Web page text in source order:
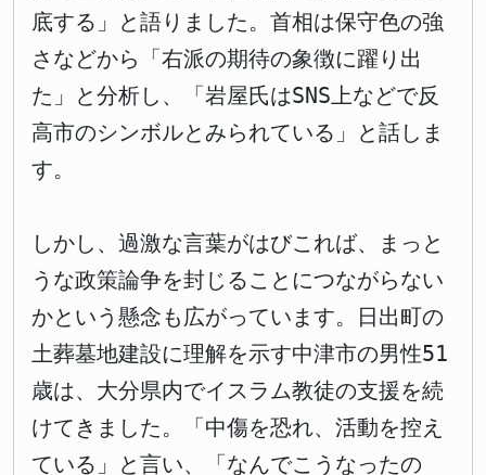
底する」と語りました。首相は保守色の強
さなどから「右派の期待の象徴に躍り出
た」と分析し、「岩屋氏はSNS上などで反
高市のシンボルとみられている」と話しま
す。
しかし、過激な言葉がはびこれば、まっと
うな政策論争を封じることにつながらない
かという懸念も広がっています。日出町の
土葬墓地建設に理解を示す中津市の男性51
歳は、大分県内でイスラム教徒の支援を続
けてきました。「中傷を恐れ、活動を控え
ている」と言い、「なんでこうなったの